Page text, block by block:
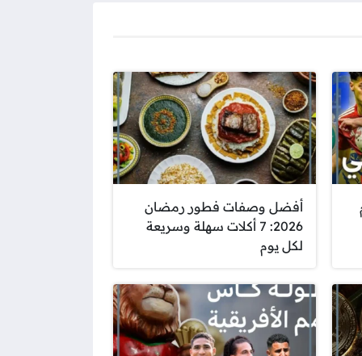
أفضل وصفات فطور رمضان
2026: 7 أكلات سهلة وسريعة
لكل يوم